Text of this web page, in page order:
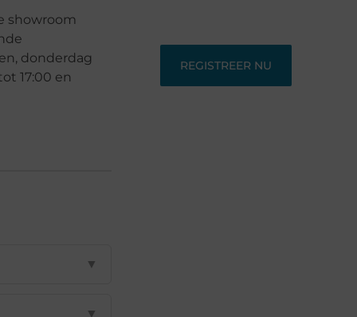
showroom
donderdag
17:00 en
▼
▼
REGISTREER NU